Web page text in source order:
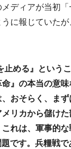
ディアが当初「
に報じていたが
止める』という
』の本当の意
おそらく、ま
リカから儲け
れは、軍事的
です。兵糧戦